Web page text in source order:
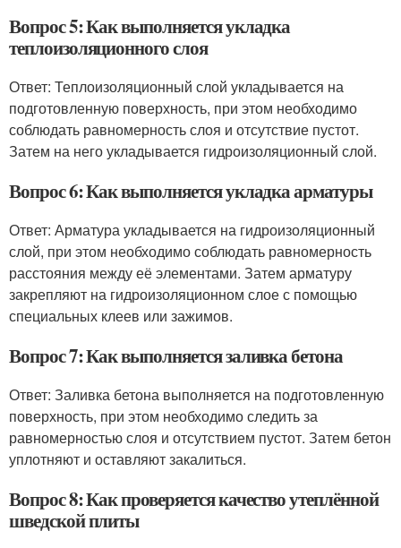
Вопрос 5: Как выполняется укладка
теплоизоляционного слоя
Ответ: Теплоизоляционный слой укладывается на
подготовленную поверхность, при этом необходимо
соблюдать равномерность слоя и отсутствие пустот.
Затем на него укладывается гидроизоляционный слой.
Вопрос 6: Как выполняется укладка арматуры
Ответ: Арматура укладывается на гидроизоляционный
слой, при этом необходимо соблюдать равномерность
расстояния между её элементами. Затем арматуру
закрепляют на гидроизоляционном слое с помощью
специальных клеев или зажимов.
Вопрос 7: Как выполняется заливка бетона
Ответ: Заливка бетона выполняется на подготовленную
поверхность, при этом необходимо следить за
равномерностью слоя и отсутствием пустот. Затем бетон
уплотняют и оставляют закалиться.
Вопрос 8: Как проверяется качество утеплённой
шведской плиты